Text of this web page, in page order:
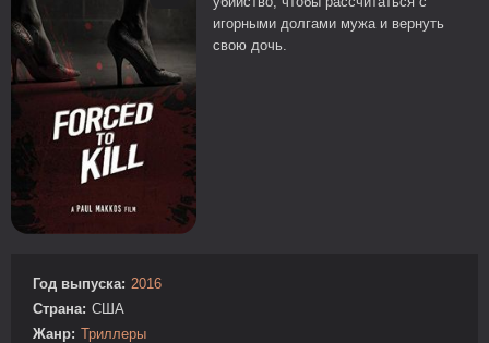
игорными долгами мужа и вернуть
свою дочь.
Год выпуска: 2016
Страна: США
Жанр: Триллеры